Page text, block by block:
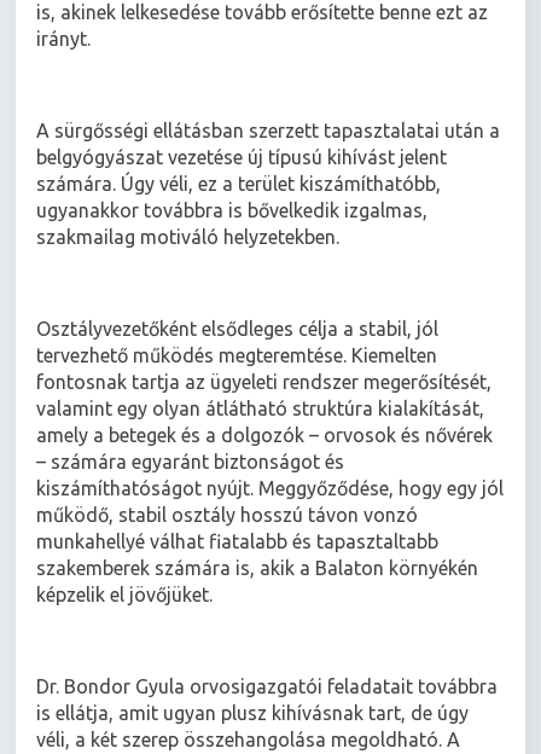
is, akinek lelkesedése tovább erősítette benne ezt az
irányt.
A sürgősségi ellátásban szerzett tapasztalatai után a
belgyógyászat vezetése új típusú kihívást jelent
számára. Úgy véli, ez a terület kiszámíthatóbb,
ugyanakkor továbbra is bővelkedik izgalmas,
szakmailag motiváló helyzetekben.
Osztályvezetőként elsődleges célja a stabil, jól
tervezhető működés megteremtése. Kiemelten
fontosnak tartja az ügyeleti rendszer megerősítését,
valamint egy olyan átlátható struktúra kialakítását,
amely a betegek és a dolgozók – orvosok és nővérek
– számára egyaránt biztonságot és
kiszámíthatóságot nyújt. Meggyőződése, hogy egy jól
működő, stabil osztály hosszú távon vonzó
munkahellyé válhat fiatalabb és tapasztaltabb
szakemberek számára is, akik a Balaton környékén
képzelik el jövőjüket.
Dr. Bondor Gyula orvosigazgatói feladatait továbbra
is ellátja, amit ugyan plusz kihívásnak tart, de úgy
véli, a két szerep összehangolása megoldható. A